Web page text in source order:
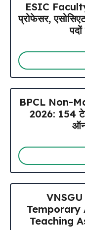
ESIC
प्रोफेसर,
BPCL Non-
2026: 154
Temporary
Teaching